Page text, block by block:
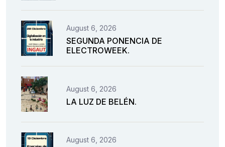
August 6, 2026
SEGUNDA PONENCIA DE
ELECTROWEEK.
August 6, 2026
LA LUZ DE BELÉN.
August 6, 2026